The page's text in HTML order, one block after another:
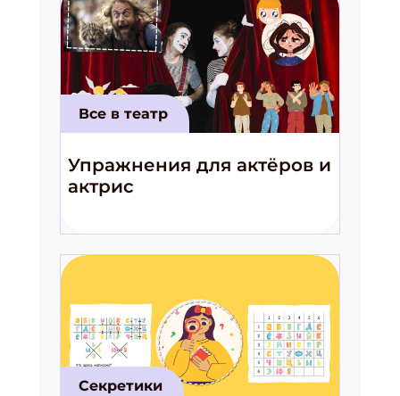
Все в театр
Упражнения для актёров и
актрис
Секретики